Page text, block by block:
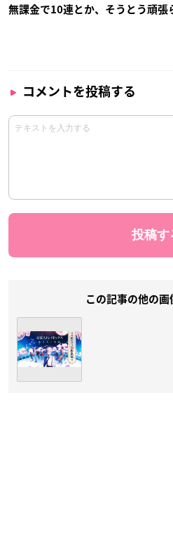
無課金で10連とか、そうとう頑張
コメントを投稿する
この記事の他の画